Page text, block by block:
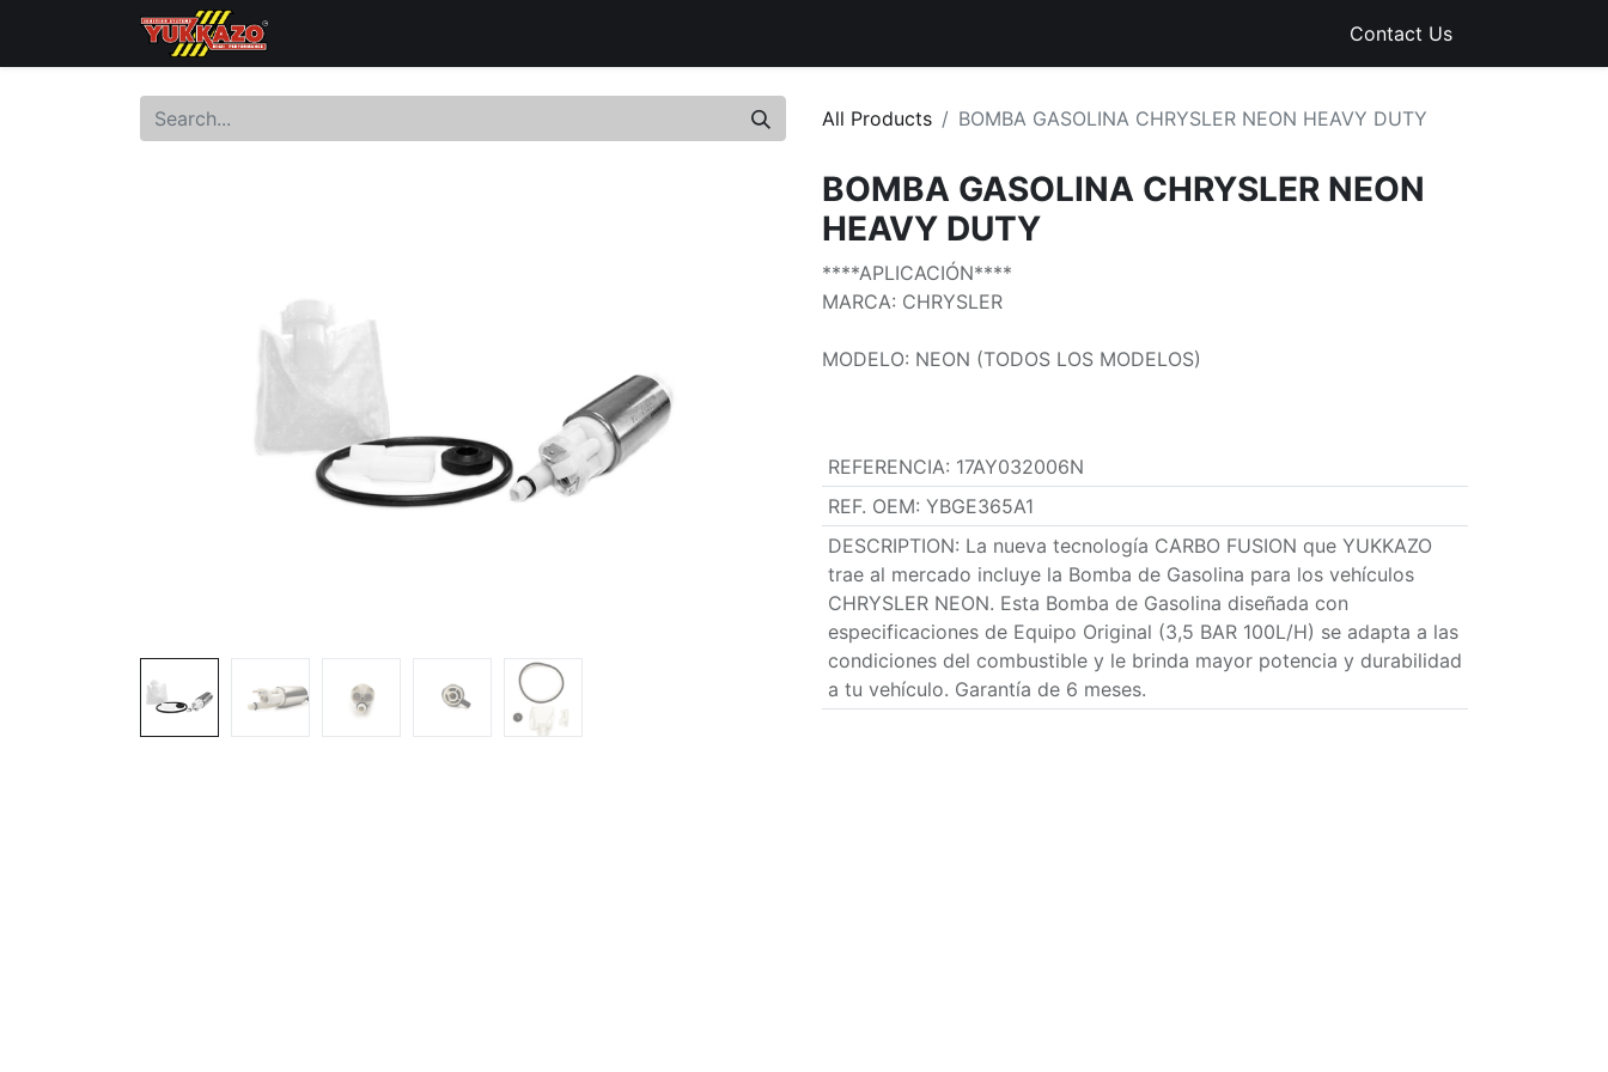
Contact Us
All Products BOMBA GASOLINA CHRYSLER NEON HEAVY DUTY
BOMBA GASOLINA CHRYSLER NEON
HEAVY DUTY
****APLICACIÓN****
MARCA: CHRYSLER
MODELO: NEON (TODOS LOS MODELOS)
REFERENCIA: 17AY032006N
REF. OEM: YBGE365A1
DESCRIPTION: La nueva tecnología CARBO FUSION que YUKKAZO
trae al mercado incluye la Bomba de Gasolina para los vehículos
CHRYSLER NEON. Esta Bomba de Gasolina diseñada con
especificaciones de Equipo Original (3,5 BAR 100L/H) se adapta a las
condiciones del combustible y le brinda mayor potencia y durabilidad
a tu vehículo. Garantía de 6 meses.